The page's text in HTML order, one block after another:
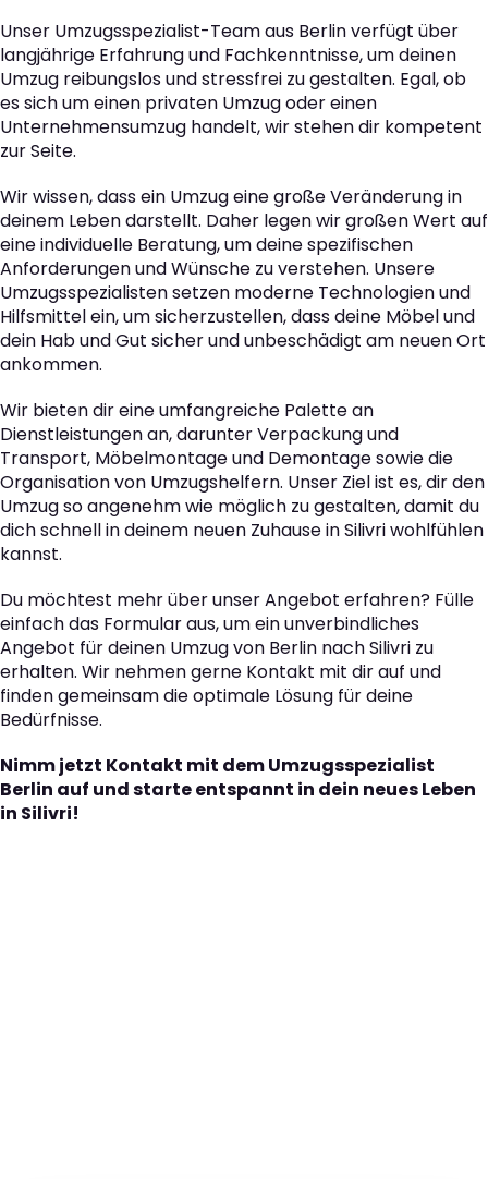
Unser Umzugsspezialist-Team aus Berlin verfügt über
langjährige Erfahrung und Fachkenntnisse, um deinen
Umzug reibungslos und stressfrei zu gestalten. Egal, ob
es sich um einen privaten Umzug oder einen
Unternehmensumzug handelt, wir stehen dir kompetent
zur Seite.
Wir wissen, dass ein Umzug eine große Veränderung in
deinem Leben darstellt. Daher legen wir großen Wert auf
eine individuelle Beratung, um deine spezifischen
Anforderungen und Wünsche zu verstehen. Unsere
Umzugsspezialisten setzen moderne Technologien und
Hilfsmittel ein, um sicherzustellen, dass deine Möbel und
dein Hab und Gut sicher und unbeschädigt am neuen Ort
ankommen.
Wir bieten dir eine umfangreiche Palette an
Dienstleistungen an, darunter Verpackung und
Transport, Möbelmontage und Demontage sowie die
Organisation von Umzugshelfern. Unser Ziel ist es, dir den
Umzug so angenehm wie möglich zu gestalten, damit du
dich schnell in deinem neuen Zuhause in Silivri wohlfühlen
kannst.
Du möchtest mehr über unser Angebot erfahren? Fülle
einfach das Formular aus, um ein unverbindliches
Angebot für deinen Umzug von Berlin nach Silivri zu
erhalten. Wir nehmen gerne Kontakt mit dir auf und
finden gemeinsam die optimale Lösung für deine
Bedürfnisse.
Nimm jetzt Kontakt mit dem Umzugsspezialist
Berlin auf und starte entspannt in dein neues Leben
in Silivri!